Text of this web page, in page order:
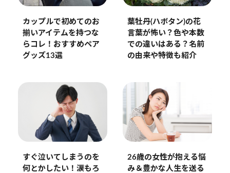
カップルで初めてのお
揃いアイテムを持つな
らコレ！おすすめペア
グッズ13選
葉牡丹(ハボタン)の花
言葉が怖い？色や本数
での違いはある？名前
の由来や特徴も紹介
すぐ泣いてしまうのを
何とかしたい！涙もろ
26歳の女性が抱える悩
み＆豊かな人生を送る